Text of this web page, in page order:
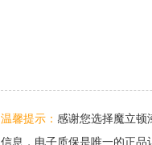
温馨提示： 感谢您选择魔立顿
信息，电子质保是唯一的正品